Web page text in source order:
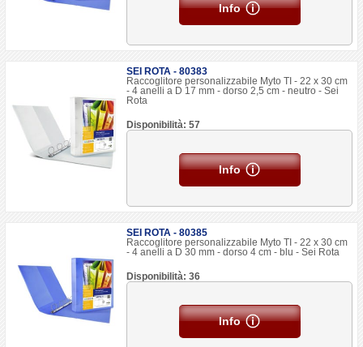
Info
SEI ROTA - 80383
Raccoglitore personalizzabile Myto TI - 22 x 30 cm
- 4 anelli a D 17 mm - dorso 2,5 cm - neutro - Sei
Rota
Disponibilità: 57
Info
SEI ROTA - 80385
Raccoglitore personalizzabile Myto TI - 22 x 30 cm
- 4 anelli a D 30 mm - dorso 4 cm - blu - Sei Rota
Disponibilità: 36
Info